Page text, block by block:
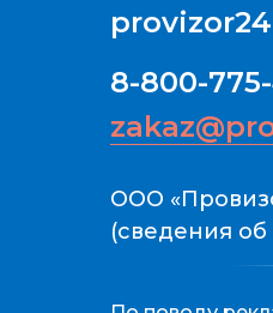
8-800-
ООО
(сведения